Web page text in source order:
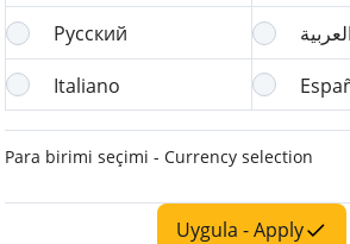
Русский
Italiano
Para birimi seçimi - Currency selection
Uygula - Apply